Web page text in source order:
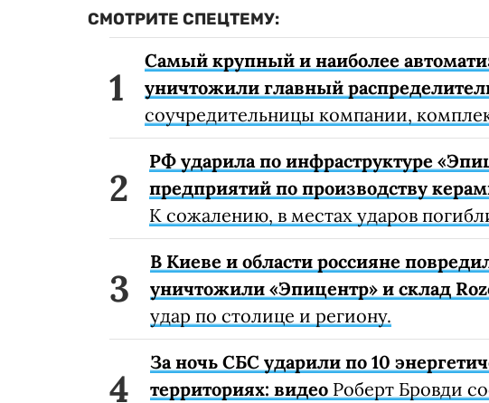
СМОТРИТЕ СПЕЦТЕМУ:
Самый крупный и наиболее
уничтожили главный
соучредительницы компании,
РФ ударила по инфраструктуре
предприятий по производству
К сожалению, в местах ударов
В Киеве и области россияне
уничтожили «Эпицентр» и склад
удар по столице и региону.
За ночь СБС ударили по 10
территориях: видео Роберт Бровди